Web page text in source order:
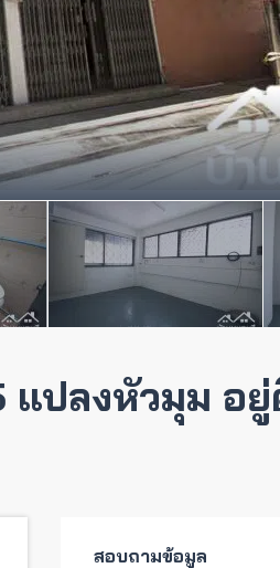
แปลงหัวมุม อ
สอบถามข้อมูล